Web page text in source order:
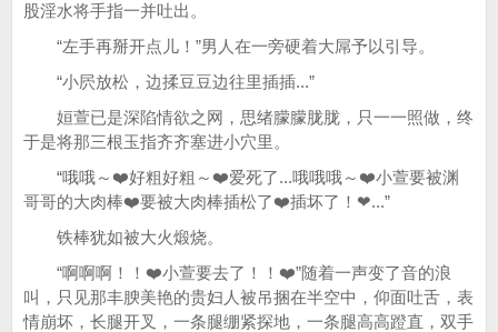
股淫水将手指一并吐出。
“左手再掰开点儿！”男人在一旁硬着大屌予以引导。
“小屄放松，边揉豆豆边往里插插...”
姮萱已是深陷情欲之网，思绪朦朦胧胧，只一一照做，终
于是将那三根玉指齐齐塞进小穴里。
“哦哦～❤️好粗好粗～❤️爱死了...哦哦哦～❤️小萱要被渊
哥哥的大肉棒❤️要被大肉棒插松了❤️插坏了！❤...️”
铁棒犹如被大火煅烧。
“啊啊啊！！❤️小萱要去了！！❤️”随着一声变了音的浪
叫，只见那丰腴美艳的贵妇人被吊捆在半空中，仰面吐舌，表
情崩坏，长腿开叉，一条腿绷紧探地，一条腿高高蹬直，双手